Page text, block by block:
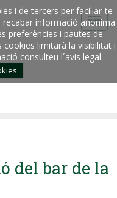
i de tercers per faciliar-te
informació anònima
preferències i pautes de
cookies limitarà la visibilitat i
consulteu l´avis legal.
del bar de la